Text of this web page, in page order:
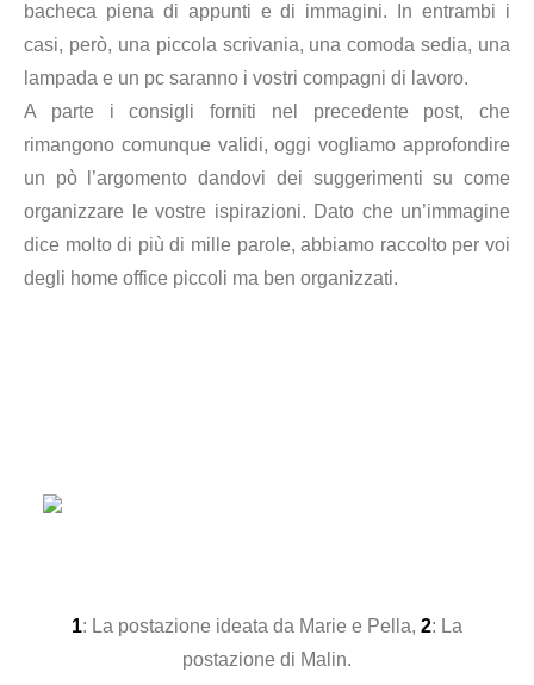
bacheca piena di appunti e di immagini. In entrambi i
casi, però, una piccola scrivania, una comoda sedia, una
lampada e un pc saranno i vostri compagni di lavoro.
A parte i consigli forniti nel precedente post, che
rimangono comunque validi, oggi vogliamo approfondire
un pò l’argomento dandovi dei suggerimenti su come
organizzare le vostre ispirazioni. Dato che un’immagine
dice molto di più di mille parole, abbiamo raccolto per voi
degli home office piccoli ma ben organizzati.
1: La postazione ideata da Marie e Pella, 2: La
postazione di Malin.